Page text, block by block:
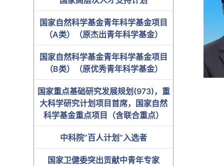
国家自然科学基金青年科学基金项目
（A类）（原杰出青年科学基金）
国家自然科学基金青年科学基金项目
（B类）（原优秀青年科学基金）
国家重点基础研究发展规划(973)，重
大科学研究计划项目首席，国家自然
科学基金重点项目（含联合重点）
中科院“百人计划”入选者
国家卫健委突出贡献中青年专家